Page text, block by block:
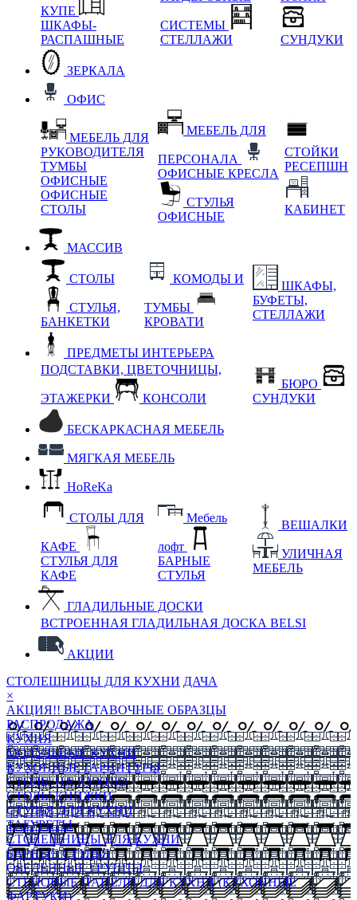
КУПЕ
ШКАФЫ-
РАСПАШНЫЕ
СИСТЕМЫ
СТЕЛЛАЖИ
СУНДУКИ
ЗЕРКАЛА
ОФИС
МЕБЕЛЬ ДЛЯ
РУКОВОДИТЕЛЯ
ТУМБЫ
ОФИСНЫЕ
ОФИСНЫЕ
СТОЛЫ
МЕБЕЛЬ ДЛЯ
ПЕРСОНАЛА
ОФИСНЫЕ КРЕСЛА
СТУЛЬЯ
ОФИСНЫЕ
СТОЙКИ
РЕСЕПШН
КАБИНЕТ
МАССИВ
СТОЛЫ
СТУЛЬЯ,
БАНКЕТКИ
КОМОДЫ И
ТУМБЫ
КРОВАТИ
ШКАФЫ,
БУФЕТЫ,
СТЕЛЛАЖИ
ПРЕДМЕТЫ ИНТЕРЬЕРА
ПОДСТАВКИ, ЦВЕТОЧНИЦЫ,
ЭТАЖЕРКИ КОНСОЛИ
БЮРО
СУНДУКИ
БЕСКАРКАСНАЯ МЕБЕЛЬ
МЯГКАЯ МЕБЕЛЬ
HoReKa
СТОЛЫ ДЛЯ
КАФЕ
СТУЛЬЯ ДЛЯ
КАФЕ
Мебель
лофт
БАРНЫЕ
СТУЛЬЯ
ВЕШАЛКИ
УЛИЧНАЯ
МЕБЕЛЬ
ГЛАДИЛЬНЫЕ ДОСКИ
ВСТРОЕННАЯ ГЛАДИЛЬНАЯ ДОСКА BELSI
АКЦИИ
СТОЛЕШНИЦЫ ДЛЯ КУХНИ ДАЧА
×
АКЦИЯ!! ВЫСТАВОЧНЫЕ ОБРАЗЦЫ
РАСПРОДАЖА
КУХНЯ
МОДУЛЬНЫЕ КУХНИ
КУХОННЫЕ ГАРНИТУРЫ
СТОЛЫ НА КУХНЮ
СТОЛЫ КНИЖКИ
СТУЛЬЯ ДЛЯ КУХНИ
ТАБУРЕТЫ
СТОЛЕШНИЦЫ ДЛЯ КУХНИ
БАРНЫЕ СТУЛЬЯ
ОБЕДЕННЫЕ ГРУППЫ
СТЕНОВЫЕ ПАНЕЛИ ДЛЯ КУХНИ (КУХОННЫЕ
ФАРТУКИ)